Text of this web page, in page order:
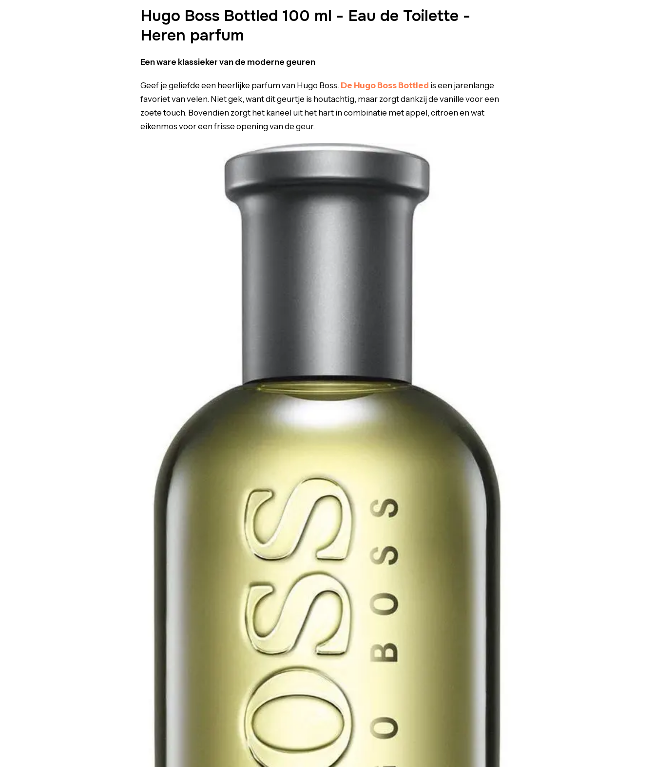
Hugo Boss Bottled 100 ml - Eau de Toilette -
Heren parfum
Een ware klassieker van de moderne geuren
Geef je geliefde een heerlijke parfum van Hugo Boss. De Hugo Boss Bottled is een jarenlange
favoriet van velen. Niet gek, want dit geurtje is houtachtig, maar zorgt dankzij de vanille voor een
zoete touch. Bovendien zorgt het kaneel uit het hart in combinatie met appel, citroen en wat
eikenmos voor een frisse opening van de geur.